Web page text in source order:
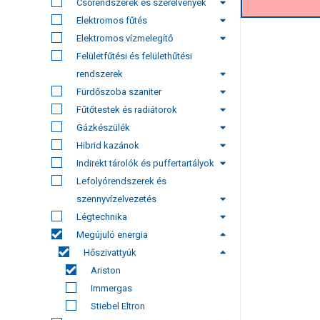
Csőrendszerek és szerelvények
Elektromos fűtés
Elektromos vízmelegítő
Felületfűtési és felülethűtési
rendszerek
Fürdőszoba szaniter
Fűtőtestek és radiátorok
Gázkészülék
Hibrid kazánok
Indirekt tárolók és puffertartályok
Lefolyórendszerek és
szennyvízelvezetés
Légtechnika
Megújuló energia
Hőszivattyúk
Ariston
Immergas
Stiebel Eltron